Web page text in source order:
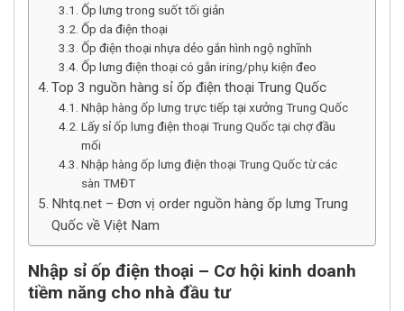
Ốp lưng trong suốt tối giản
Ốp da điện thoại
Ốp điện thoại nhựa dẻo gắn hình ngộ nghĩnh
Ốp lưng điện thoại có gắn iring/phụ kiện đeo
Top 3 nguồn hàng sỉ ốp điện thoại Trung Quốc
Nhập hàng ốp lưng trực tiếp tại xưởng Trung Quốc
Lấy sỉ ốp lưng điện thoại Trung Quốc tại chợ đầu
mối
Nhập hàng ốp lưng điện thoại Trung Quốc từ các
sàn TMĐT
Nhtq.net – Đơn vị order nguồn hàng ốp lưng Trung
Quốc về Việt Nam
Nhập sỉ ốp điện thoại – Cơ hội kinh doanh
tiềm năng cho nhà đầu tư